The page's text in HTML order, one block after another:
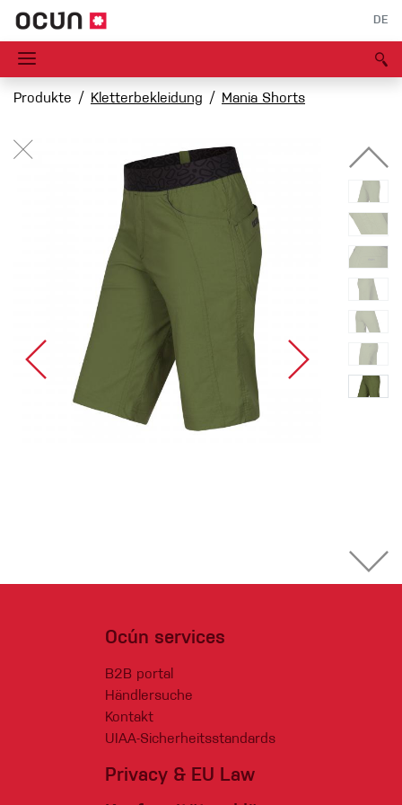
DE
Produkte Kletterbekleidung Mania Shorts
Ocún services
B2B portal
Händlersuche
Kontakt
UIAA-Sicherheitsstandards
Privacy & EU Law